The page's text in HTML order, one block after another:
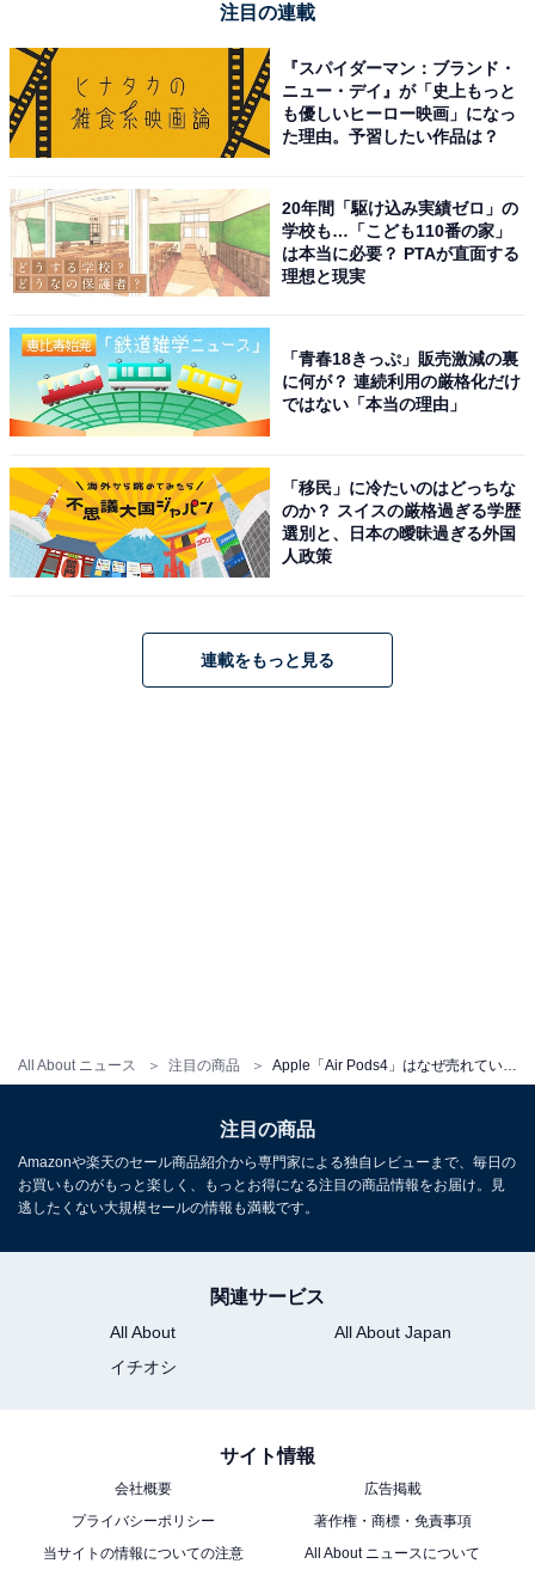
All About ニュース 注目の商品
こんな人におすすめ
カナル型の圧迫感が苦手でノイズキャンセリングも諦め
たくない人や、iPhoneをメインに使っていて複数の
Apple製品間をシームレスに使い回したい人に特に向い
と短めで、完全遮音を求める場合はAirPods Pro 3の方が
向いているケースも。
のがもっと楽しく、もっとお得になる情報をお届け。編集部員によ
こちらもおすすめ
Denon「CDプレーヤー」はなぜ売れているの
か。驚きのクリアな音質が楽しめる
注目の連載
『スパイダーマン：ブランド・
ニュー・デイ』が「史上もっと
も優しいヒーロー映画」になっ
た理由。予習したい作品は？
20年間「駆け込み実績ゼロ」の
学校も…「こども110番の家」
は本当に必要？ PTAが直面する
理想と現実
「青春18きっぷ」販売激減の裏
に何が？ 連続利用の厳格化だけ
ではない「本当の理由」
「移民」に冷たいのはどっちな
のか？ スイスの厳格過ぎる学歴
選別と、日本の曖昧過ぎる外国
人政策
連載をもっと見る
注目の商品
Amazonや楽天のセール商品紹介から専門家による独自レビューまで、毎日の
お買いものがもっと楽しく、もっとお得になる注目の商品情報をお届け。見
逃したくない大規模セールの情報も満載です。
関連サービス
All About
All About Japan
イチオシ
サイト情報
会社概要
広告掲載
プライバシーポリシー
著作権・商標・免責事項
当サイトの情報についての注意
All About ニュースについて